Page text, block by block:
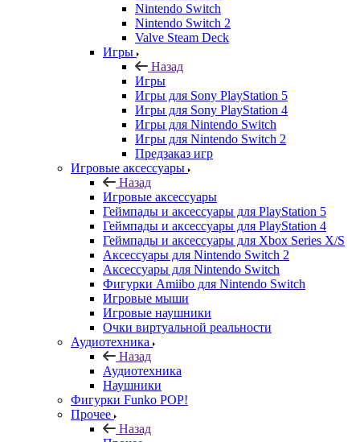
Nintendo Switch
Nintendo Switch 2
Valve Steam Deck
Игры
Назад
Игры
Игры для Sony PlayStation 5
Игры для Sony PlayStation 4
Игры для Nintendo Switch
Игры для Nintendo Switch 2
Предзаказ игр
Игровые аксессуары
Назад
Игровые аксессуары
Геймпады и аксессуары для PlayStation 5
Геймпады и аксессуары для PlayStation 4
Геймпады и аксессуары для Xbox Series X/S
Аксессуары для Nintendo Switch 2
Аксессуары для Nintendo Switch
Фигурки Amiibo для Nintendo Switch
Игровые мыши
Игровые наушники
Очки виртуальной реальности
Аудиотехника
Назад
Аудиотехника
Наушники
Фигурки Funko POP!
Прочее
Назад